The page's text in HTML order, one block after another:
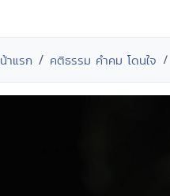
าแรก คติธรรม คำคม โดนใจ